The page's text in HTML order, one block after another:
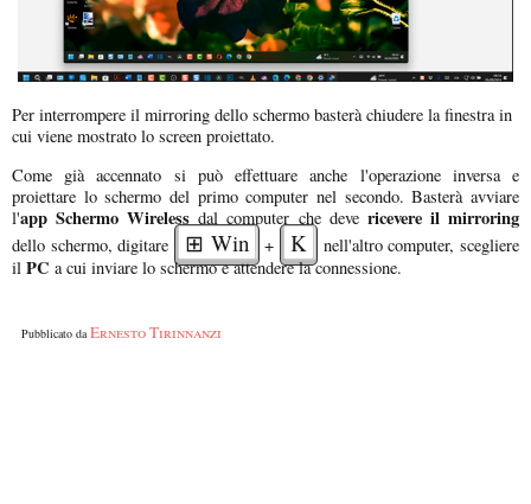
Per interrompere il mirroring dello schermo basterà chiudere la finestra in
cui viene mostrato lo screen proiettato.
Come già accennato si può effettuare anche l'operazione inversa e
proiettare lo schermo del primo computer nel secondo. Basterà avviare
l'app Schermo Wireless dal computer che deve ricevere il mirroring
dello schermo, digitare ⊞ Win + K
nell'altro computer, scegliere
il PC a cui inviare lo schermo e attendere la connessione.
Pubblicato daErnesto Tirinnanzi